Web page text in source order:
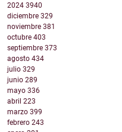
2024 3940
diciembre 329
noviembre 381
octubre 403
septiembre 373
agosto 434
julio 329
junio 289
mayo 336
abril 223
marzo 399
febrero 243